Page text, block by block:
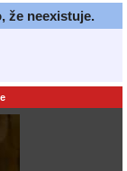
že neexistuje.